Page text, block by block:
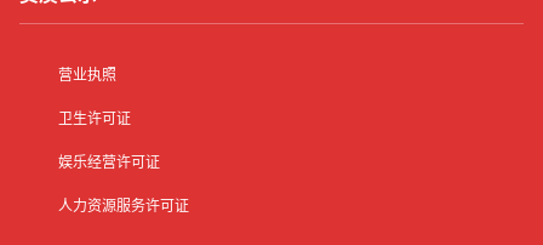
营业执照
卫生许可证
娱乐经营许可证
人力资源服务许可证